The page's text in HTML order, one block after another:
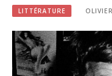
LITTÉRATURE